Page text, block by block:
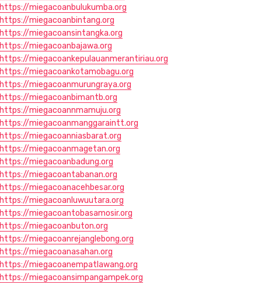
https://miegacoanbulukumba.org
https://miegacoanbintang.org
https://miegacoansintangka.org
https://miegacoanbajawa.org
https://miegacoankepulauanmerantiriau.org
https://miegacoankotamobagu.org
https://miegacoanmurungraya.org
https://miegacoanbimantb.org
https://miegacoannmamuju.org
https://miegacoanmanggaraintt.org
https://miegacoanniasbarat.org
https://miegacoanmagetan.org
https://miegacoanbadung.org
https://miegacoantabanan.org
https://miegacoanacehbesar.org
https://miegacoanluwuutara.org
https://miegacoantobasamosir.org
https://miegacoanbuton.org
https://miegacoanrejanglebong.org
https://miegacoanasahan.org
https://miegacoanempatlawang.org
https://miegacoansimpangampek.org